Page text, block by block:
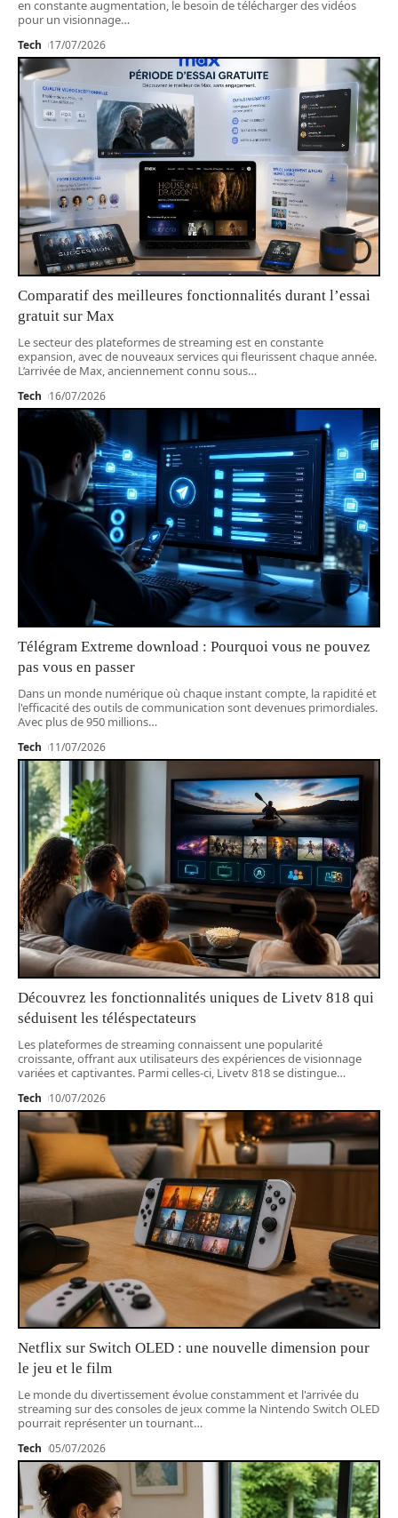
en constante augmentation, le besoin de télécharger des vidéos
pour un visionnage…
Tech 17/07/2026
Comparatif des meilleures fonctionnalités durant l’essai
gratuit sur Max
Le secteur des plateformes de streaming est en constante
expansion, avec de nouveaux services qui fleurissent chaque année.
L’arrivée de Max, anciennement connu sous…
Tech 16/07/2026
Télégram Extreme download : Pourquoi vous ne pouvez
pas vous en passer
Dans un monde numérique où chaque instant compte, la rapidité et
l'efficacité des outils de communication sont devenues primordiales.
Avec plus de 950 millions…
Tech 11/07/2026
Découvrez les fonctionnalités uniques de Livetv 818 qui
séduisent les téléspectateurs
Les plateformes de streaming connaissent une popularité
croissante, offrant aux utilisateurs des expériences de visionnage
variées et captivantes. Parmi celles-ci, Livetv 818 se distingue…
Tech 10/07/2026
Netflix sur Switch OLED : une nouvelle dimension pour
le jeu et le film
Le monde du divertissement évolue constamment et l'arrivée du
streaming sur des consoles de jeux comme la Nintendo Switch OLED
pourrait représenter un tournant…
Tech 05/07/2026